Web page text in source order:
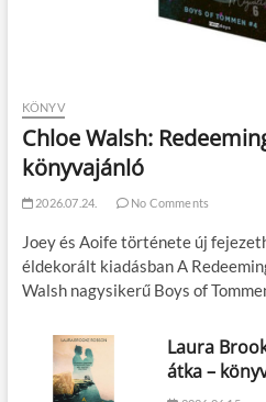
KÖNYV
Chloe Walsh:
könyvajánló
2026.07.24. No Comments
Joey és Aoife története új
éldekorált kiadásban A
Walsh nagysikerű Boys of
Laura
átka –